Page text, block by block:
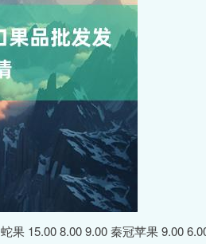
果 15.00 8.00 9.00 秦冠苹果 9.00
14311.01 200.89 1.42%